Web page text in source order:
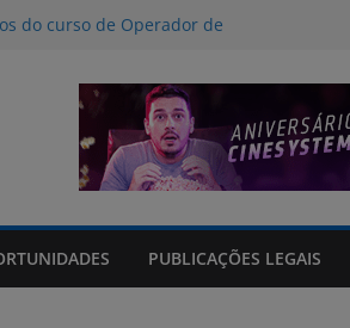
do curso de Operador de
poucas chances de cura para o
climático, portaria suspende
FURG até sexta (7) pela manhã
PUBLICAÇÕES LEGAIS